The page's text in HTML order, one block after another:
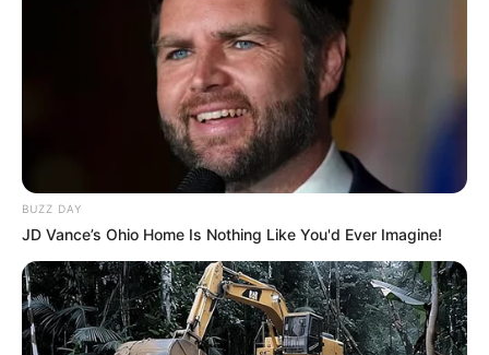
Ενημέρωση που δεν θα ακούσετε ποτέ από τα
κυρίαρχα ΜΜΕ… Υποστηρίξτε αυτόν τον αγώνα με
την εγγραφή, τα κόσμια σχόλια και τα λάικ σας…
EMAIL ΑΚΟΛΟΥΘΉΣΤΕ
BUZZ DAY
JD Vance’s Ohio Home Is Nothing Like You'd Ever Imagine!